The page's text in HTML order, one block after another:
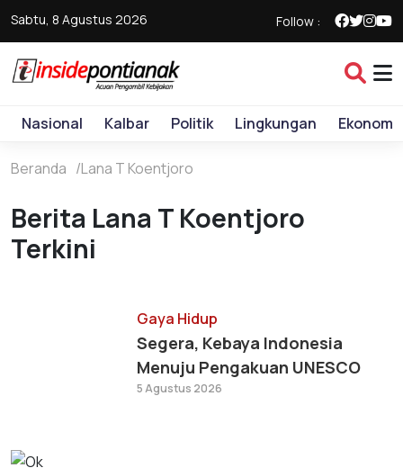
Sabtu, 8 Agustus 2026 Follow :
Nasional Kalbar Politik Lingkungan Ekonomi
Beranda Lana T Koentjoro
Berita Lana T Koentjoro
Terkini
Gaya Hidup
Segera, Kebaya Indonesia
Menuju Pengakuan UNESCO
5 Agustus 2026